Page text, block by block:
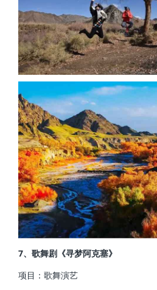
7、歌舞剧《寻梦阿克塞》
项目：歌舞演艺